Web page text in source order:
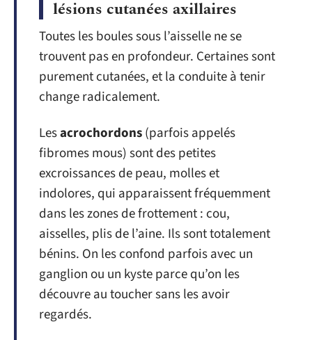
lésions cutanées axillaires
Toutes les boules sous l’aisselle ne se
trouvent pas en profondeur. Certaines sont
purement cutanées, et la conduite à tenir
change radicalement.
Lesacrochordons(parfois appelés
fibromes mous) sont des petites
excroissances de peau, molles et
indolores, qui apparaissent fréquemment
dans les zones de frottement : cou,
aisselles, plis de l’aine. Ils sont totalement
bénins. On les confond parfois avec un
ganglion ou un kyste parce qu’on les
découvre au toucher sans les avoir
regardés.